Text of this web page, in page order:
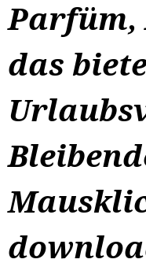
Parfüm,
das